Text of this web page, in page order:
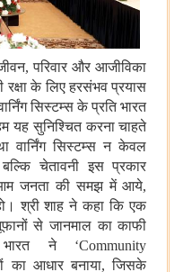
परिवार और आजीविका
के लिए हरसंभव प्रयास
सिस्टम्स के प्रति भारत
यह सुनिश्चित करना चाहते
वार्निंग सिस्टम्स न केवल
चेतावनी इस प्रकार
जनता की समझ में आये,
श्री शाह ने कहा कि एक
से जानमाल का काफी
ने ‘Community
का आधार बनाया, जिसके